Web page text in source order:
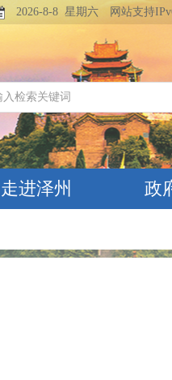
2026-8-8 星期六 网站支持
走进泽州 政